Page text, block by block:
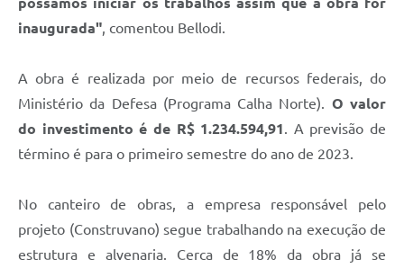
inaugurada" , comentou Bellodi.
A obra é realizada por meio de recursos federais, do
Ministério da Defesa (Programa Calha Norte). O valor
do investimento é de R$ 1.234.594,91
. A previsão de
término é para o primeiro semestre do ano de 2023.
No canteiro de obras, a empresa responsável pelo
projeto (Construvano) segue trabalhando na execução de
estrutura e alvenaria. Cerca de 18% da obra já se